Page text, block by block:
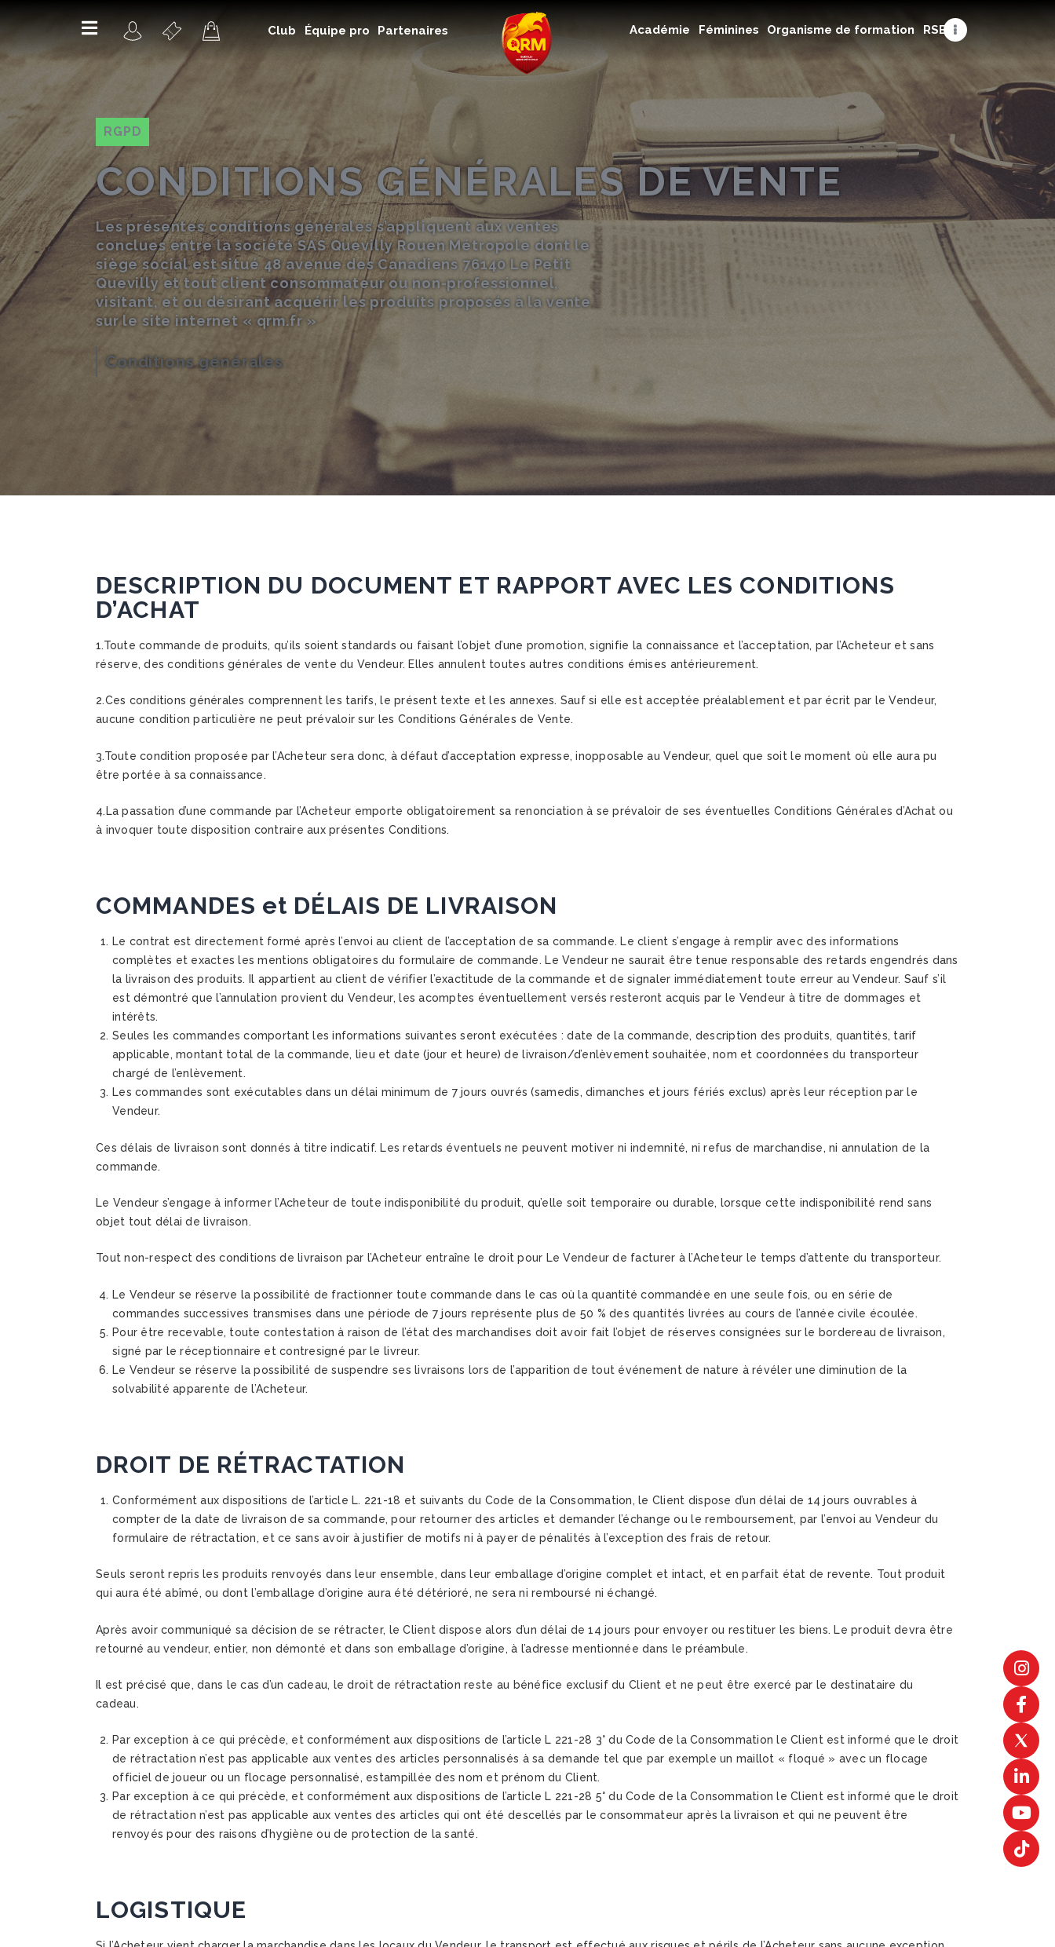
Club Équipe pro Partenaires Académie Féminines Organisme de formation RSE
Académie
Féminines
Organisme de formation
Contact
FAQ
RGPD
CONDITIONS GÉNÉRALES DE VENTE
Les présentes conditions générales s’appliquent aux ventes
conclues entre la société SAS Quevilly Rouen Métropole dont le
siège social est situé 48 avenue des Canadiens 76140 Le Petit
Quevilly et tout client consommateur ou non-professionnel,
visitant, et ou désirant acquérir les produits proposés à la vente
sur le site internet « qrm.fr »
Conditions générales
DESCRIPTION DU DOCUMENT ET RAPPORT AVEC LES CONDITIONS
D’ACHAT
1.Toute commande de produits, qu’ils soient standards ou faisant l’objet d’une promotion, signifie la connaissance et l’acceptation, par l’Acheteur et sans
réserve, des conditions générales de vente du Vendeur. Elles annulent toutes autres conditions émises antérieurement.
2.Ces conditions générales comprennent les tarifs, le présent texte et les annexes. Sauf si elle est acceptée préalablement et par écrit par le Vendeur,
aucune condition particulière ne peut prévaloir sur les Conditions Générales de Vente.
3.Toute condition proposée par l’Acheteur sera donc, à défaut d’acceptation expresse, inopposable au Vendeur, quel que soit le moment où elle aura pu
être portée à sa connaissance.
4.La passation d’une commande par l’Acheteur emporte obligatoirement sa renonciation à se prévaloir de ses éventuelles Conditions Générales d’Achat ou
à invoquer toute disposition contraire aux présentes Conditions.
COMMANDES et DÉLAIS DE LIVRAISON
Le contrat est directement formé après l’envoi au client de l’acceptation de sa commande. Le client s’engage à remplir avec des informations
complètes et exactes les mentions obligatoires du formulaire de commande. Le Vendeur ne saurait être tenue responsable des retards engendrés dans
la livraison des produits. Il appartient au client de vérifier l’exactitude de la commande et de signaler immédiatement toute erreur au Vendeur. Sauf s’il
est démontré que l’annulation provient du Vendeur, les acomptes éventuellement versés resteront acquis par le Vendeur à titre de dommages et
intérêts.
Seules les commandes comportant les informations suivantes seront exécutées : date de la commande, description des produits, quantités, tarif
applicable, montant total de la commande, lieu et date (jour et heure) de livraison/d’enlèvement souhaitée, nom et coordonnées du transporteur
chargé de l’enlèvement.
Les commandes sont exécutables dans un délai minimum de 7 jours ouvrés (samedis, dimanches et jours fériés exclus) après leur réception par le
Vendeur.
Ces délais de livraison sont donnés à titre indicatif. Les retards éventuels ne peuvent motiver ni indemnité, ni refus de marchandise, ni annulation de la
commande.
Le Vendeur s’engage à informer l’Acheteur de toute indisponibilité du produit, qu’elle soit temporaire ou durable, lorsque cette indisponibilité rend sans
objet tout délai de livraison.
Tout non-respect des conditions de livraison par l’Acheteur entraîne le droit pour Le Vendeur de facturer à l’Acheteur le temps d’attente du transporteur.
Le Vendeur se réserve la possibilité de fractionner toute commande dans le cas où la quantité commandée en une seule fois, ou en série de
commandes successives transmises dans une période de 7 jours représente plus de 50 % des quantités livrées au cours de l’année civile écoulée.
Pour être recevable, toute contestation à raison de l’état des marchandises doit avoir fait l’objet de réserves consignées sur le bordereau de livraison,
signé par le réceptionnaire et contresigné par le livreur.
Le Vendeur se réserve la possibilité de suspendre ses livraisons lors de l’apparition de tout événement de nature à révéler une diminution de la
solvabilité apparente de l’Acheteur.
DROIT DE RÉTRACTATION
Conformément aux dispositions de l’article L. 221-18 et suivants du Code de la Consommation, le Client dispose d’un délai de 14 jours ouvrables à
compter de la date de livraison de sa commande, pour retourner des articles et demander l’échange ou le remboursement, par l’envoi au Vendeur du
formulaire de rétractation, et ce sans avoir à justifier de motifs ni à payer de pénalités à l’exception des frais de retour.
Seuls seront repris les produits renvoyés dans leur ensemble, dans leur emballage d’origine complet et intact, et en parfait état de revente. Tout produit
qui aura été abîmé, ou dont l’emballage d’origine aura été détérioré, ne sera ni remboursé ni échangé.
Après avoir communiqué sa décision de se rétracter, le Client dispose alors d’un délai de 14 jours pour envoyer ou restituer les biens. Le produit devra être
retourné au vendeur, entier, non démonté et dans son emballage d’origine, à l’adresse mentionnée dans le préambule.
Il est précisé que, dans le cas d’un cadeau, le droit de rétractation reste au bénéfice exclusif du Client et ne peut être exercé par le destinataire du
cadeau.
Par exception à ce qui précède, et conformément aux dispositions de l’article L 221-28 3° du Code de la Consommation le Client est informé que le droit
de rétractation n’est pas applicable aux ventes des articles personnalisés à sa demande tel que par exemple un maillot « floqué » avec un flocage
officiel de joueur ou un flocage personnalisé, estampillée des nom et prénom du Client.
Par exception à ce qui précède, et conformément aux dispositions de l’article L 221-28 5° du Code de la Consommation le Client est informé que le droit
de rétractation n’est pas applicable aux ventes des articles qui ont été descellés par le consommateur après la livraison et qui ne peuvent être
renvoyés pour des raisons d’hygiène ou de protection de la santé.
LOGISTIQUE